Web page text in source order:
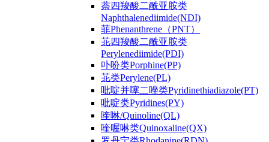
萘四羧酸二酰亚胺类
Naphthalenediimide(NDI)
菲Phenanthrene（PNT）
苝四羧酸二酰亚胺类
Perylenediimide(PDI)
卟吩类Porphine(PP)
苝类Perylene(PL)
吡啶并噻二唑类Pyridinethiadiazole(PT)
吡啶类Pyridines(PY)
喹啉/Quinoline(QL)
喹喔啉类Quinoxaline(QX)